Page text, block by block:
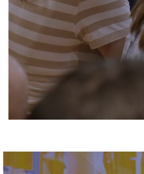
Servizi e accessibilità
Contatti
FAQ
Biglietti
Immagine